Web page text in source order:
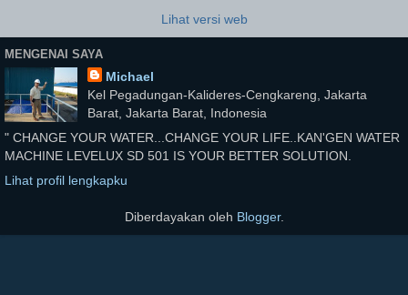
Lihat versi web
MENGENAI SAYA
Michael
Kel Pegadungan-Kalideres-Cengkareng, Jakarta
Barat, Jakarta Barat, Indonesia
" CHANGE YOUR WATER...CHANGE YOUR LIFE..KAN'GEN WATER
MACHINE LEVELUX SD 501 IS YOUR BETTER SOLUTION.
Lihat profil lengkapku
Diberdayakan oleh Blogger.